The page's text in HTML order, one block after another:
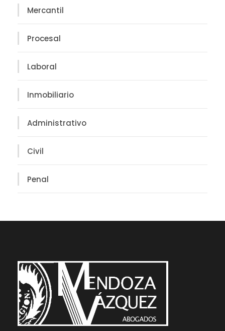
Mercantil
Procesal
Laboral
Inmobiliario
Administrativo
Civil
Penal